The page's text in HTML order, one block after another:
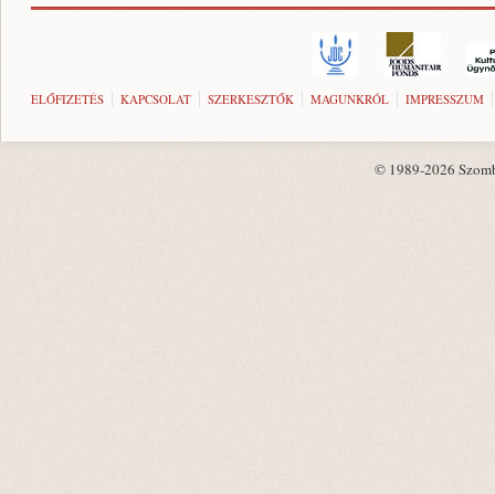
ELŐFIZETÉS KAPCSOLAT SZERKESZTŐK MAGUNKRÓL IMPRESSZUM
© 1989-2026